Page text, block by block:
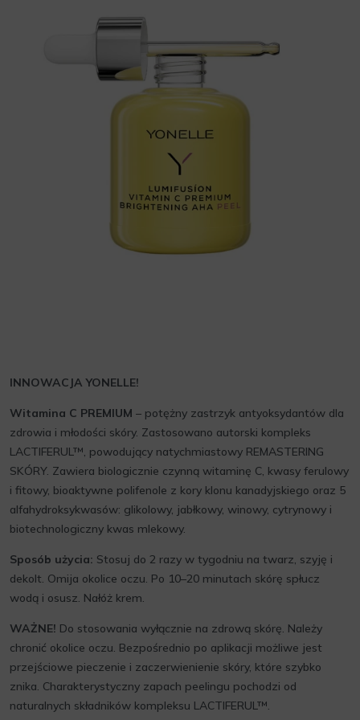
INNOWACJA YONELLE!
Witamina C PREMIUM – potężny zastrzyk antyoksydantów dla
zdrowia i młodości skóry. Zastosowano autorski kompleks
LACTIFERUL™, powodujący natychmiastowy REMASTERING
SKÓRY. Zawiera biologicznie czynną witaminę C, kwasy ferulowy
i fitowy, bioaktywne polifenole z kory klonu kanadyjskiego oraz 5
alfahydroksykwasów: glikolowy, jabłkowy, winowy, cytrynowy i
biotechnologiczny kwas mlekowy.
Sposób użycia: Stosuj do 2 razy w tygodniu na twarz, szyję i
dekolt. Omija okolice oczu. Po 10–20 minutach skórę spłucz
wodą i osusz. Nałóż krem.
WAŻNE! Do stosowania wyłącznie na zdrową skórę. Należy
chronić okolice oczu. Bezpośrednio po aplikacji możliwe jest
przejściowe pieczenie i zaczerwienienie skóry, które szybko
znika. Charakterystyczny zapach peelingu pochodzi od
naturalnych składników kompleksu LACTIFERUL™.